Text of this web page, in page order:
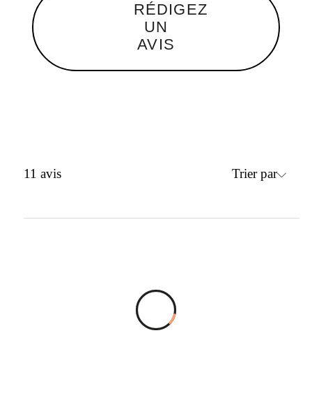
RÉDIGEZ
UN
AVIS
11 avis Trier par